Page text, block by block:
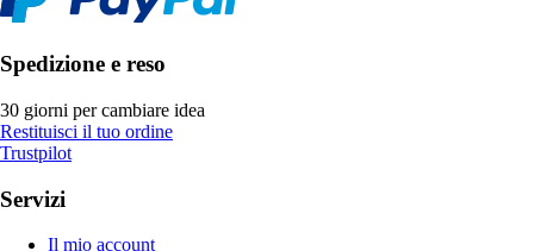
Spedizione e reso
30 giorni per cambiare idea
Restituisci il tuo ordine
Trustpilot
Servizi
Il mio account